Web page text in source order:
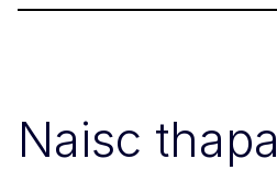
Naisc thapa